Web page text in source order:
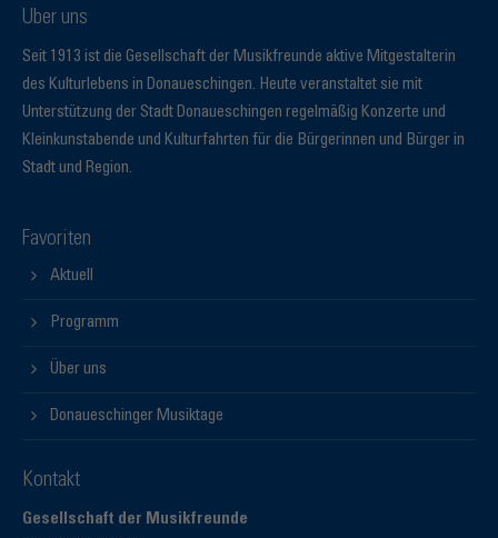
Über uns
Seit 1913 ist die Gesellschaft der Musikfreunde aktive Mitgestalterin
des Kulturlebens in Donaueschingen. Heute veranstaltet sie mit
Unterstützung der Stadt Donaueschingen regelmäßig Konzerte und
Kleinkunstabende und Kulturfahrten für die Bürgerinnen und Bürger in
Stadt und Region.
Favoriten
Aktuell
Programm
Über uns
Donaueschinger Musiktage
Kontakt
Gesellschaft der Musikfreunde